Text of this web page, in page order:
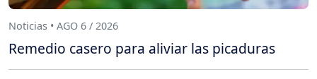
Noticias • AGO 6 / 2026
Remedio casero para aliviar las picaduras